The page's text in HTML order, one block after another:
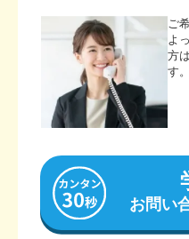
ご
よ
方
す。
お問い